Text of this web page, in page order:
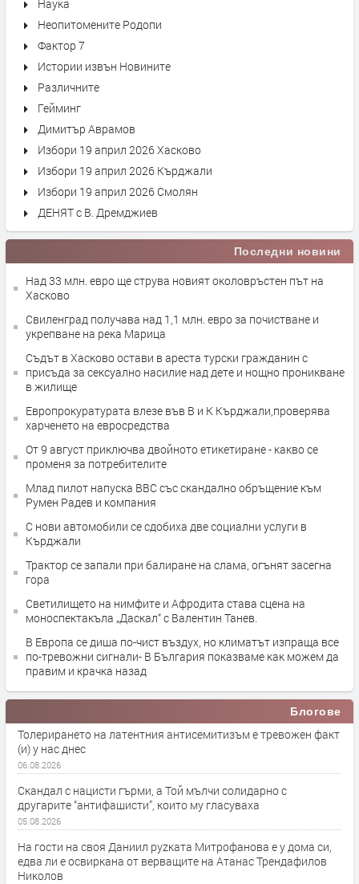
Наука
Неопитомените Родопи
Фактор 7
Истории извън Новините
Различните
Гейминг
Димитър Аврамов
Избори 19 април 2026 Хасково
Избори 19 април 2026 Кърджали
Избори 19 април 2026 Смолян
ДЕНЯТ с В. Дремджиев
Последни новини
Над 33 млн. евро ще струва новият околовръстен път на
Хасково
Свиленград получава над 1,1 млн. евро за почистване и
укрепване на река Марица
Съдът в Хасково остави в ареста турски гражданин с
присъда за сексуално насилие над дете и нощно проникване
в жилище
Европрокуратурата влезе във В и К Кърджали,проверява
харченето на евросредства
От 9 август приключва двойното етикетиране - какво се
променя за потребителите
Млад пилот напуска ВВС със скандално обръщение към
Румен Радев и компания
С нови автомобили се сдобиха две социални услуги в
Кърджали
Трактор се запали при балиране на слама, огънят засегна
гора
Светилището на нимфите и Афродита става сцена на
моноспектакъла „Даскал“ с Валентин Танев.
В Европа се диша по-чист въздух, но климатът изпраща все
по-тревожни сигнали- В България показваме как можем да
правим и крачка назад
Блогове
Толерирането на латентния антисемитизъм е тревожен факт
(и) у нас днес
06.08.2026
Скандал с нацисти гърми, а Той мълчи солидарно с
другарите “антифашисти”, които му гласуваха
05.08.2026
На гости на своя Даниил руzката Митрофанова е у дома си,
едва ли е освиркана от верващите на Атанас Трендафилов
Николов